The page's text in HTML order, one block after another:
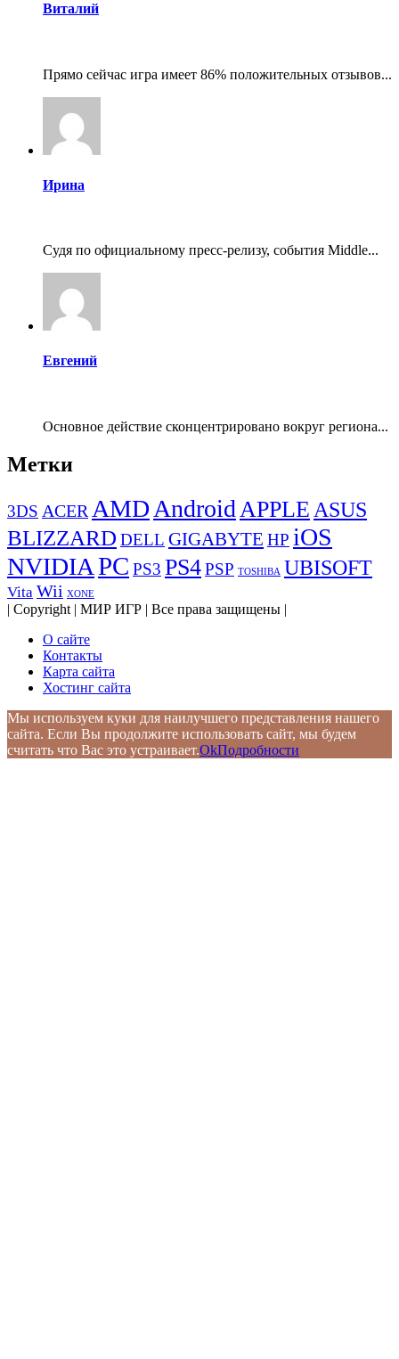
Виталий
Прямо сейчас игра имеет 86% положительных отзывов...
Ирина
Судя по официальному пресс-релизу, события Middle...
Евгений
Основное действие сконцентрировано вокруг региона...
Метки
3DS ACER AMD Android APPLE ASUS
BLIZZARD DELL GIGABYTE HP iOS
NVIDIAPC PS3 PS4PSP TOSHIBA UBISOFT
Vita Wii XONE
| Copyright | МИР ИГР | Все права защищены |
О сайте
Контакты
Карта сайта
Хостинг сайта
Мы используем куки для наилучшего представления нашего
сайта. Если Вы продолжите использовать сайт, мы будем
считать что Вас это устраивает.OkПодробности